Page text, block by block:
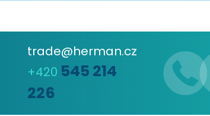
trade@herman.cz
+420 545 214
226